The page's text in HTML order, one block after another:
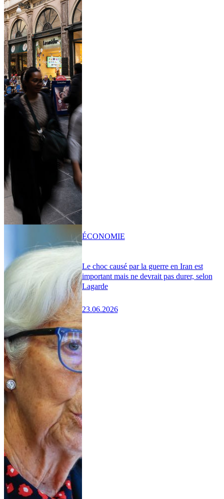
Le choc causé par la guerre en Iran est
important mais ne devrait pas durer, selon
Lagarde
23.06.2026
ÉCONOMIE